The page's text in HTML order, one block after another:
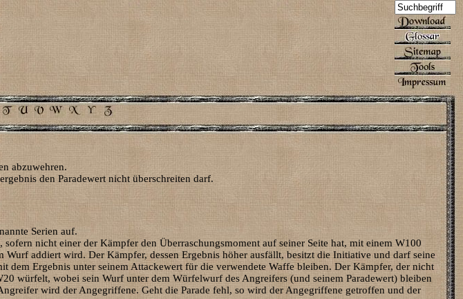
abzuwehren.
den Paradewert nicht überschreiten darf.
Serien auf.
nicht einer der Kämpfer den Überraschungsmoment auf seiner Seite hat, mit einem W100
addiert wird. Der Kämpfer, dessen Ergebnis höher ausfällt, besitzt die Initiative und darf seine
dem Ergebnis unter seinem Attackewert für die verwendete Waffe bleiben. Der Kämpfer, der nicht
würfelt, wobei sein Wurf unter dem Würfelwurf des Angreifers (und seinem Paradewert) bleiben
wird der Angegriffene. Geht die Parade fehl, so wird der Angegriffene getroffen und der